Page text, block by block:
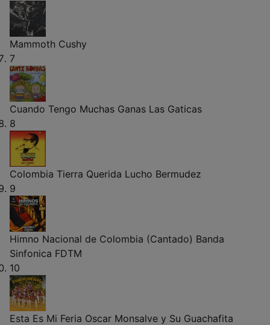
Mammoth Cushy
7
Cuando Tengo Muchas Ganas Las Gaticas
8
Colombia Tierra Querida Lucho Bermudez
9
Himno Nacional de Colombia (Cantado) Banda
Sinfonica FDTM
10
Esta Es Mi Feria Oscar Monsalve y Su Guachafita